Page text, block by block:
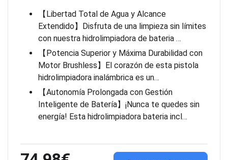
【Libertad Total de Agua y Alcance
Extendido】Disfruta de una limpieza sin límites
con nuestra hidrolimpiadora de bateria …
【Potencia Superior y Máxima Durabilidad con
Motor Brushless】El corazón de esta pistola
hidrolimpiadora inalámbrica es un…
【Autonomía Prolongada con Gestión
Inteligente de Batería】¡Nunca te quedes sin
energía! Esta hidrolimpiadora bateria incl…